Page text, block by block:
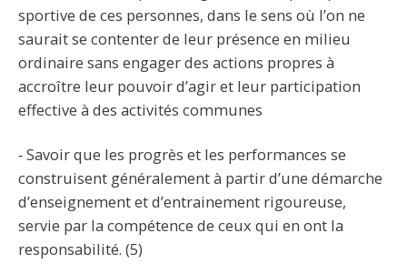
sportive de ces personnes, dans le sens où l’on ne
saurait se contenter de leur présence en milieu
ordinaire sans engager des actions propres à
accroître leur pouvoir d’agir et leur participation
effective à des activités communes
‐ Savoir que les progrès et les performances se
construisent généralement à partir d’une démarche
d’enseignement et d’entrainement rigoureuse,
servie par la compétence de ceux qui en ont la
responsabilité. (5)